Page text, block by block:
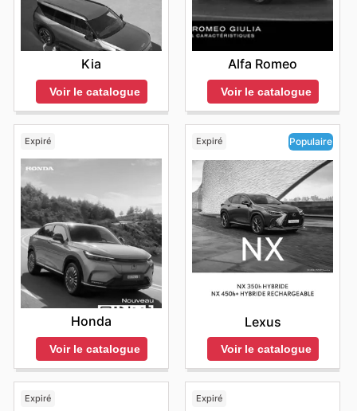
Kia
Voir le catalogue
Alfa Romeo
Voir le catalogue
Expiré
Honda
Voir le catalogue
Expiré Populaire
Lexus
Voir le catalogue
Expiré Expiré